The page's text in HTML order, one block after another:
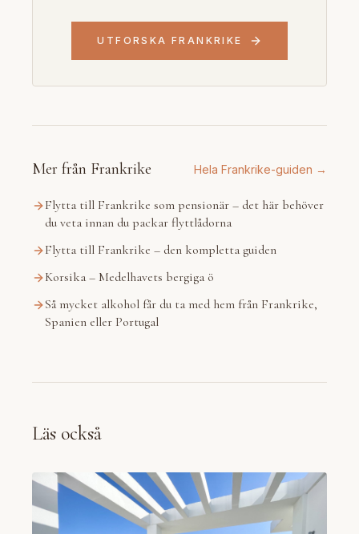
UTFORSKA FRANKRIKE
Mer från Frankrike Hela Frankrike-guiden →
Flytta till Frankrike som pensionär – det här behöver
du veta innan du packar flyttlådorna
Flytta till Frankrike – den kompletta guiden
Korsika – Medelhavets bergiga ö
Så mycket alkohol får du ta med hem från Frankrike,
Spanien eller Portugal
Läs också